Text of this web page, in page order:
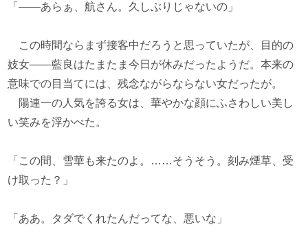
「――あらぁ、航さん。久しぶりじゃないの」
この時間ならまず接客中だろうと思っていたが、目的の
妓女――藍良はたまたま今日が休みだったようだ。本来の
意味での目当てには、残念ながらならない女だったが。
陽連一の人気を誇る女は、華やかな顔にふさわしい美し
い笑みを浮かべた。
「この間、雪華も来たのよ。……そうそう。刻み煙草、受
け取った？」
「ああ。タダでくれたんだってな、悪いな」